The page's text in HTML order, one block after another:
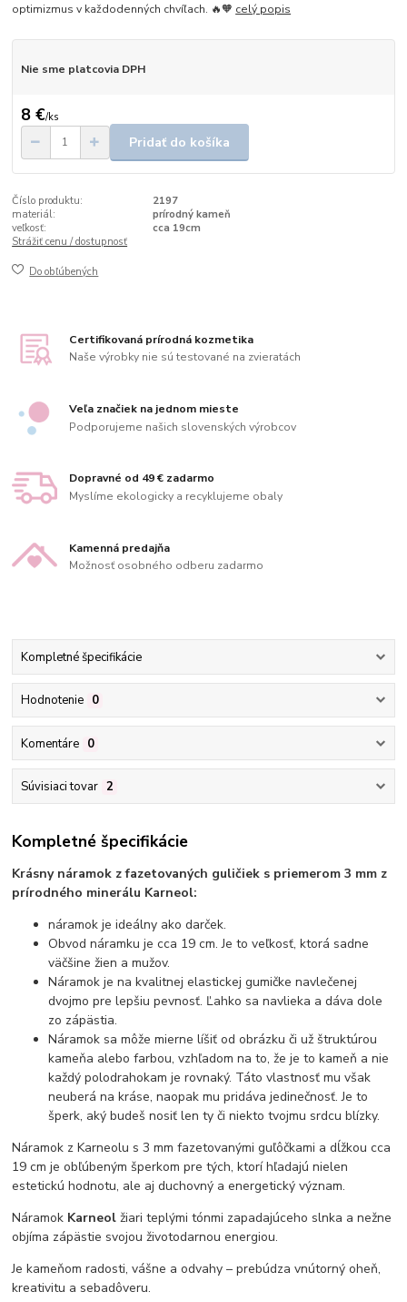
optimizmus v každodenných chvíľach. 🔥🧡 celý popis
Nie sme platcovia DPH
8 €/ks
Pridať do košíka
Číslo produktu:
2197
materiál:
prírodný kameň
veľkosť:
cca 19cm
Strážiť cenu / dostupnosť
Do obľúbených
Certifikovaná prírodná kozmetika
Naše výrobky nie sú testované na zvieratách
Veľa značiek na jednom mieste
Podporujeme našich slovenských výrobcov
Dopravné od 49 € zadarmo
Myslíme ekologicky a recyklujeme obaly
Kamenná predajňa
Možnosť osobného odberu zadarmo
Kompletné špecifikácie
Hodnotenie 0
Komentáre 0
Súvisiaci tovar 2
Kompletné špecifikácie
Krásny náramok z fazetovaných guličiek s priemerom 3 mm z
prírodného minerálu Karneol:
náramok je ideálny ako darček.
Obvod náramku je cca 19 cm. Je to veľkosť, ktorá sadne
väčšine žien a mužov.
Náramok je na kvalitnej elastickej gumičke navlečenej
dvojmo pre lepšiu pevnosť. Ľahko sa navlieka a dáva dole
zo zápästia.
Náramok sa môže mierne líšiť od obrázku či už štruktúrou
kameňa alebo farbou, vzhľadom na to, že je to kameň a nie
každý polodrahokam je rovnaký. Táto vlastnosť mu však
neuberá na kráse, naopak mu pridáva jedinečnosť. Je to
šperk, aký budeš nosiť len ty či niekto tvojmu srdcu blízky.
Náramok z Karneolu s 3 mm fazetovanými guľôčkami a dĺžkou cca
19 cm je obľúbeným šperkom pre tých, ktorí hľadajú nielen
estetickú hodnotu, ale aj duchovný a energetický význam.
Náramok Karneol žiari teplými tónmi zapadajúceho slnka a nežne
objíma zápästie svojou životodarnou energiou.
Je kameňom radosti, vášne a odvahy – prebúdza vnútorný oheň,
kreativitu a sebadôveru.